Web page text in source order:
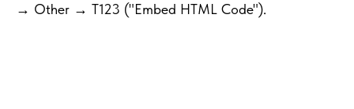
→ Other → T123 ("Embed HTML Code").